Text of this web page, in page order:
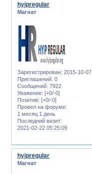
hyipregular
Магнат
Зарегистрирован: 2015-10-07
Приглашений: 0
Сообщений: 7922
Уважение: [+0/-0]
Позитив: [+0/-0]
Провел на форуме:
1 месяц 1 день
Последний визит:
2021-02-22 05:25:09
hyipregular
Магнат